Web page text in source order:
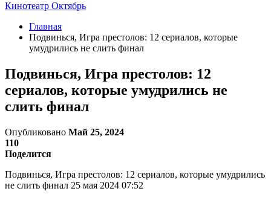
Кинотеатр Октябрь
Главная
Подвинься, Игра престолов: 12 сериалов, которые
умудрились не слить финал
Подвинься, Игра престолов: 12
сериалов, которые умудрились не
слить финал
Опубликовано Май 25, 2024
110
Поделится
Подвинься, Игра престолов: 12 сериалов, которые умудрились
не слить финал 25 мая 2024 07:52